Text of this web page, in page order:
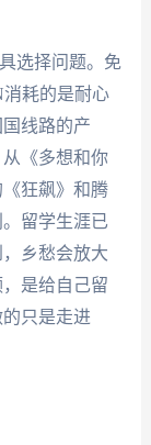
选择问题。免
耗的是耐心
线路的产
《多想和你
狂飙》和腾
留学生涯已
乡愁会放大
是给自己留
只是走进